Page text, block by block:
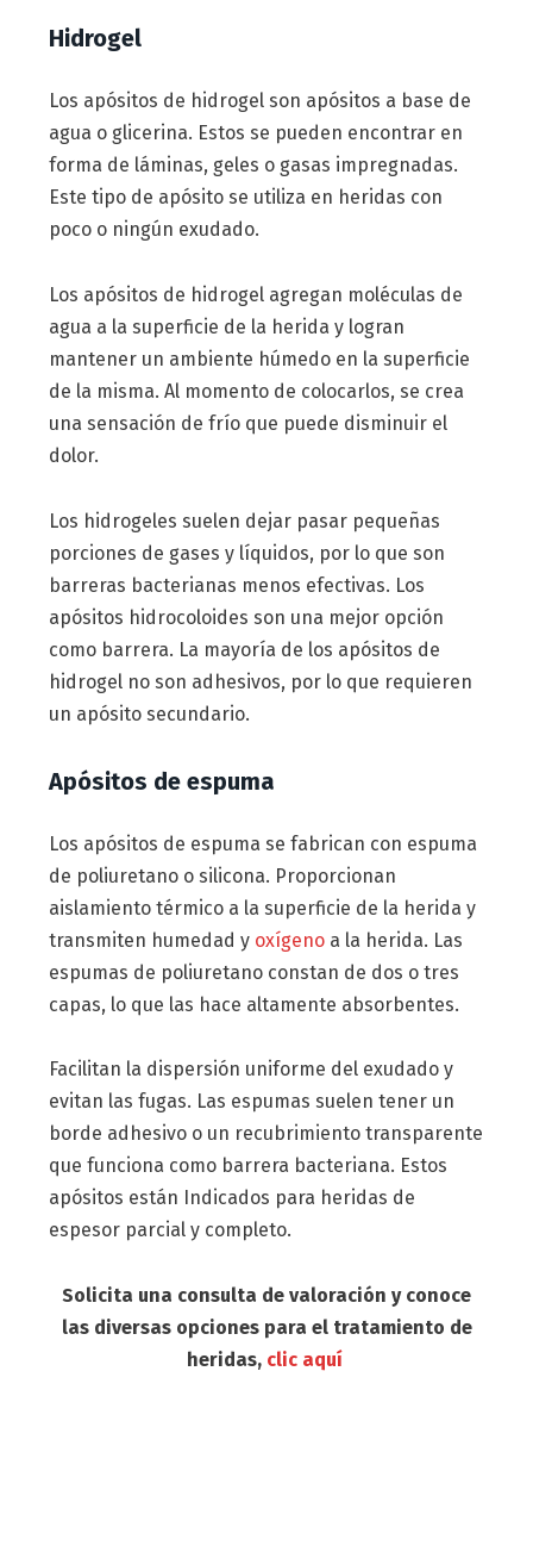
Hidrogel
Los apósitos de hidrogel son apósitos a base de
agua o glicerina. Estos se pueden encontrar en
forma de láminas, geles o gasas impregnadas.
Este tipo de apósito se utiliza en heridas con
poco o ningún exudado.
Los apósitos de hidrogel agregan moléculas de
agua a la superficie de la herida y logran
mantener un ambiente húmedo en la superficie
de la misma. Al momento de colocarlos, se crea
una sensación de frío que puede disminuir el
dolor.
Los hidrogeles suelen dejar pasar pequeñas
porciones de gases y líquidos, por lo que son
barreras bacterianas menos efectivas. Los
apósitos hidrocoloides son una mejor opción
como barrera. La mayoría de los apósitos de
hidrogel no son adhesivos, por lo que requieren
un apósito secundario.
Apósitos de espuma
Los apósitos de espuma se fabrican con espuma
de poliuretano o silicona. Proporcionan
aislamiento térmico a la superficie de la herida y
transmiten humedad y oxígenoa la herida. Las
espumas de poliuretano constan de dos o tres
capas, lo que las hace altamente absorbentes.
Facilitan la dispersión uniforme del exudado y
evitan las fugas. Las espumas suelen tener un
borde adhesivo o un recubrimiento transparente
que funciona como barrera bacteriana. Estos
apósitos están Indicados para heridas de
espesor parcial y completo.
Solicita una consulta de valoración y conoce
las diversas opciones para el tratamiento de
heridas, clic aquí